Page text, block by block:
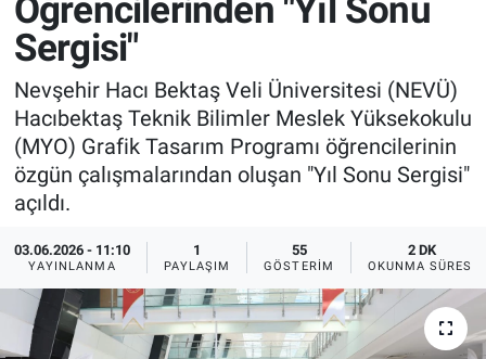
Öğrencilerinden "Yıl Sonu
Sergisi"
Nevşehir Hacı Bektaş Veli Üniversitesi (NEVÜ)
Hacıbektaş Teknik Bilimler Meslek Yüksekokulu
(MYO) Grafik Tasarım Programı öğrencilerinin
özgün çalışmalarından oluşan "Yıl Sonu Sergisi"
açıldı.
03.06.2026 - 11:10
YAYINLANMA
1
PAYLAŞIM
55
GÖSTERIM
2 DK
OKUNMA SÜRESI
Sağlık
Yerel
Genel
Asayiş
İlan - Duyuru- Mesaj
Türkiye Gündemi
Sizden Gelenler
Yaşam
Sağlık
Eğitim
İlan - Duyuru- Mesaj
Türkiye Gündemi
Sizden Gelenler